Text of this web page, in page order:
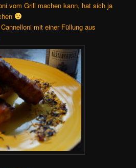
vom Grill machen kann, hat sich ja
mit einer Füllung aus